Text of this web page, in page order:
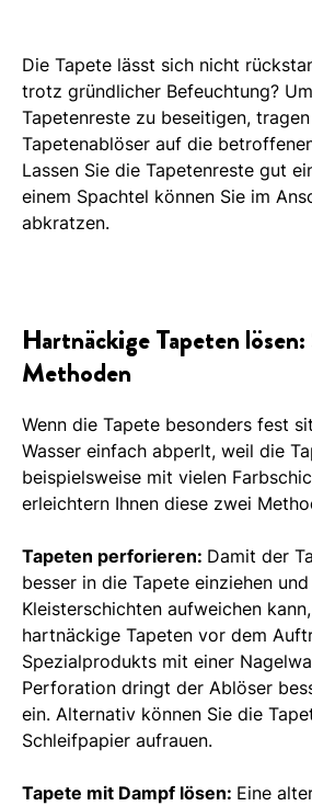
Die Tapete lässt sich nicht
trotz gründlicher Befeuchtung?
Tapetenreste zu beseitigen,
Tapetenablöser auf die
Lassen Sie die Tapetenreste gut
einem Spachtel können Sie im
abkratzen.
Hartnäckige Tapeten lösen:
Methoden
Wenn die Tapete besonders fest
Wasser einfach abperlt, weil die
beispielsweise mit vielen
erleichtern Ihnen diese zwei
Tapeten perforieren: Damit der
besser in die Tapete einziehen
Kleisterschichten aufweichen
hartnäckige Tapeten vor dem
Spezialprodukts mit einer
Perforation dringt der Ablöser
ein. Alternativ können Sie die
Schleifpapier aufrauen.
Tapete mit Dampf lösen: Eine